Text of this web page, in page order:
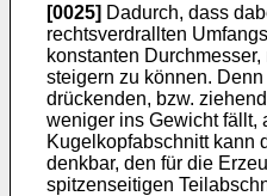
[0025] Dadurch, dass
rechtsverdrallten
konstanten
steigern zu können.
drückenden, bzw.
weniger ins Gewicht fällt,
Kugelkopfabschnitt kann
denkbar, den für die
spitzenseitigen